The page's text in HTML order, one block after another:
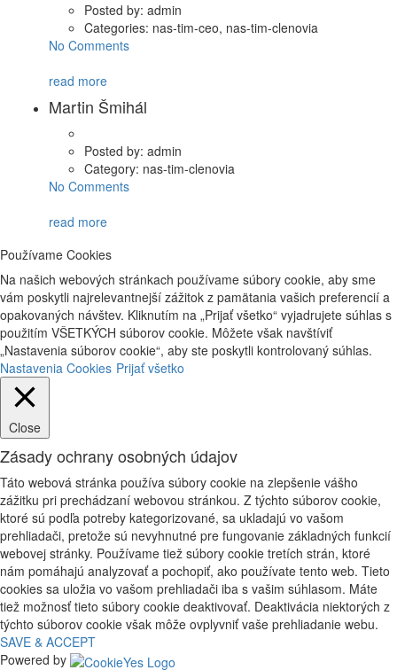
Posted by: admin
Categories: nas-tim-ceo, nas-tim-clenovia
No Comments
read more
Martin Šmihál
Posted by: admin
Category: nas-tim-clenovia
No Comments
read more
Používame Cookies
Na našich webových stránkach používame súbory cookie, aby sme
vám poskytli najrelevantnejší zážitok z pamätania vašich preferencií a
opakovaných návštev. Kliknutím na „Prijať všetko“ vyjadrujete súhlas s
použitím VŠETKÝCH súborov cookie. Môžete však navštíviť
„Nastavenia súborov cookie“, aby ste poskytli kontrolovaný súhlas.
Nastavenia Cookies Prijať všetko
Close
Zásady ochrany osobných údajov
Táto webová stránka používa súbory cookie na zlepšenie vášho
zážitku pri prechádzaní webovou stránkou. Z týchto súborov cookie,
ktoré sú podľa potreby kategorizované, sa ukladajú vo vašom
prehliadači, pretože sú nevyhnutné pre fungovanie základných funkcií
webovej stránky. Používame tiež súbory cookie tretích strán, ktoré
nám pomáhajú analyzovať a pochopiť, ako používate tento web. Tieto
cookies sa uložia vo vašom prehliadači iba s vašim súhlasom. Máte
tiež možnosť tieto súbory cookie deaktivovať. Deaktivácia niektorých z
týchto súborov cookie však môže ovplyvniť vaše prehliadanie webu.
SAVE & ACCEPT
Powered by